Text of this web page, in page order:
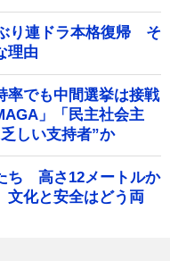
り連ドラ本格復帰 そ
理由
率でも中間選挙は接戦
」「民主社会主
しい支持者”か
ち 高さ12メートルか
文化と安全はどう両